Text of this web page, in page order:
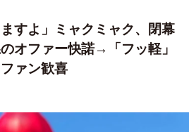
すよ」ミャクミャク、閉幕
オファー快諾→「フッ軽」
ァン歓喜